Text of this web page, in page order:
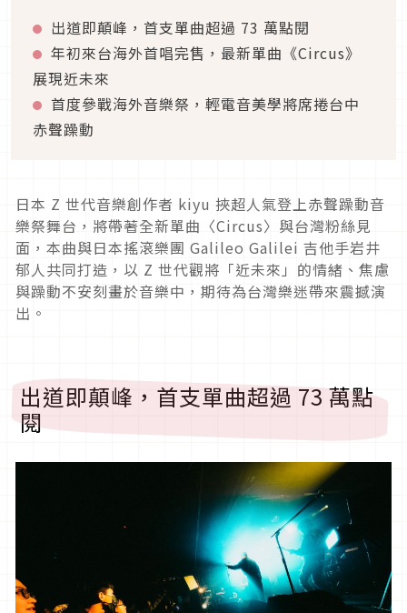
出道即顛峰，首支單曲超過 73 萬點閱
年初來台海外首唱完售，最新單曲《Circus》
展現近未來
首度參戰海外音樂祭，輕電音美學將席捲台中
赤聲躁動
日本 Z 世代音樂創作者 kiyu 挾超人氣登上赤聲躁動音
樂祭舞台，將帶著全新單曲〈Circus〉與台灣粉絲見
面，本曲與日本搖滾樂團 Galileo Galilei 吉他手岩井
郁人共同打造，以 Z 世代觀將「近未來」的情緒、焦慮
與躁動不安刻畫於音樂中，期待為台灣樂迷帶來震撼演
出。
出道即顛峰，首支單曲超過 73 萬點
閱